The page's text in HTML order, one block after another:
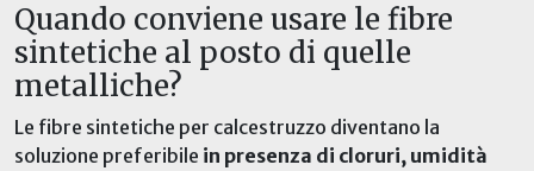
Quando conviene usare le fibre
sintetiche al posto di quelle
metalliche?
Le fibre sintetiche per calcestruzzo diventano la
soluzione preferibile in presenza di cloruri, umidità